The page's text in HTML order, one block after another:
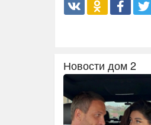
Новости дом 2